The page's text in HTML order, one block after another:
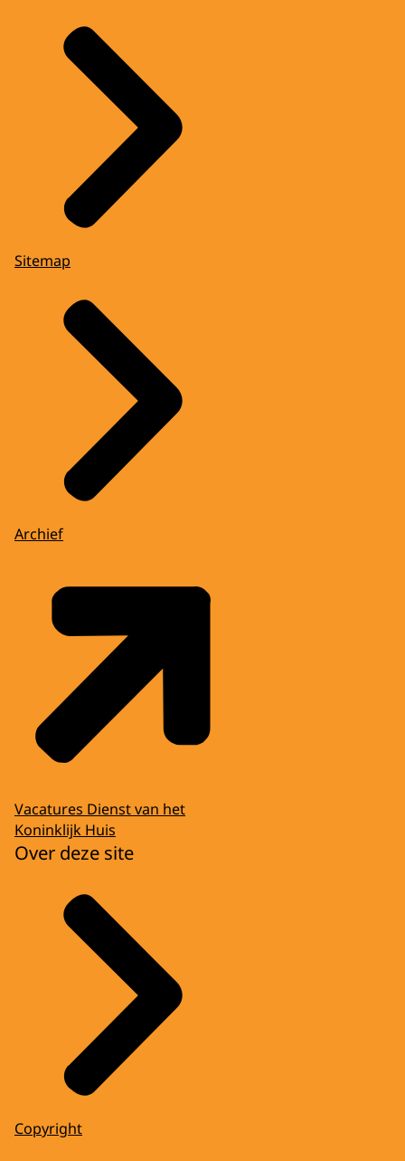
Sitemap
Archief
Vacatures Dienst van het
Koninklijk Huis
Over deze site
Copyright